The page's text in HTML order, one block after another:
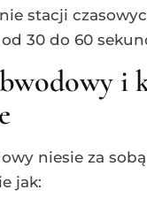
stacji
30 do 60
i
niesie za
jak: